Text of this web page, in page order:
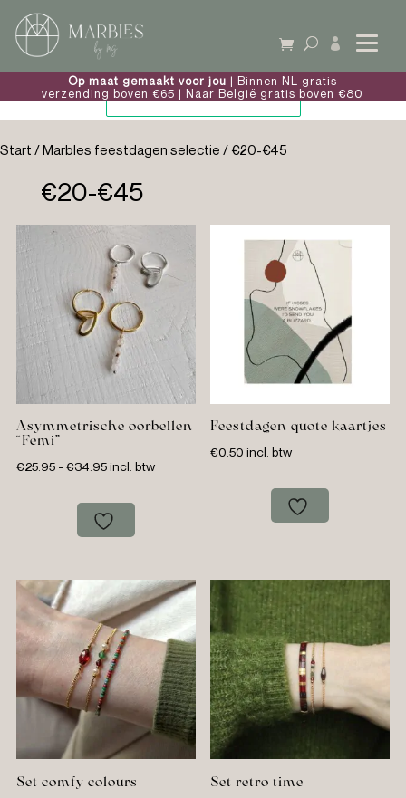

Op maat gemaakt voor jou | Binnen NL gratis
verzending boven €65 | Naar België gratis boven €80
Start /Marbles feestdagen selectie / €20-€45
€20-€45
Asymmetrische oorbellen
“Femi”
€25.95 - €34.95Prijsklasse:
tot
€34.95
incl. btw
Feestdagen quote kaartjes
€0.50 incl. btw
Set comfy colours Set retro time